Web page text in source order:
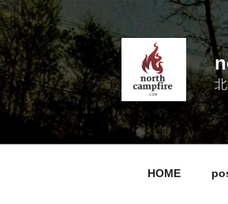
コ
ン
テ
ン
ツ
へ
キ
HOME